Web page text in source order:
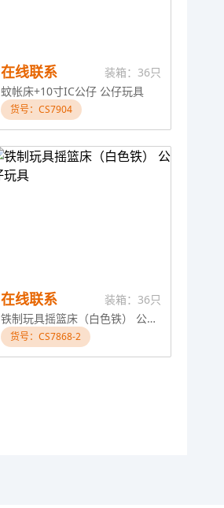
在线联系
装箱：36只
蚊帐床+10寸IC公仔 公仔玩具
货号：CS7904
在线联系
装箱：36只
铁制玩具摇篮床（白色铁） 公仔玩具
货号：CS7868-2